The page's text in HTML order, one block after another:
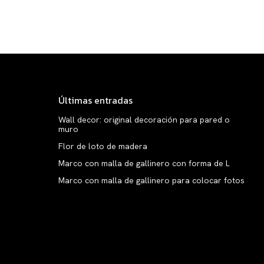
Últimas entradas
Wall decor: original decoración para pared o
muro
Flor de loto de madera
Marco con malla de gallinero con forma de L
Marco con malla de gallinero para colocar fotos